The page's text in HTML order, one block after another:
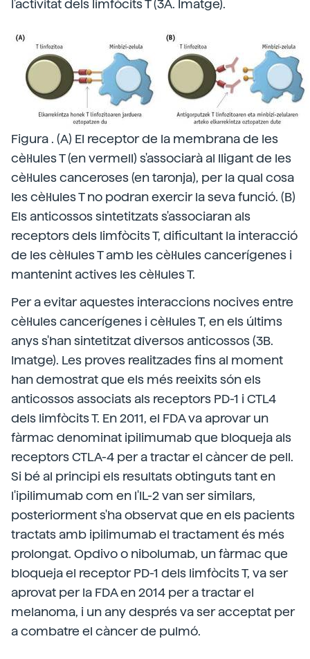
l'activitat dels limfòcits T (3A. Imatge).
Figura . (A) El receptor de la membrana de les
cèl·lules T (en vermell) s'associarà al lligant de les
cèl·lules canceroses (en taronja), per la qual cosa
les cèl·lules T no podran exercir la seva funció. (B)
Els anticossos sintetitzats s'associaran als
receptors dels limfòcits T, dificultant la interacció
de les cèl·lules T amb les cèl·lules cancerígenes i
mantenint actives les cèl·lules T.
Per a evitar aquestes interaccions nocives entre
cèl·lules cancerígenes i cèl·lules T, en els últims
anys s'han sintetitzat diversos anticossos (3B.
Imatge). Les proves realitzades fins al moment
han demostrat que els més reeixits són els
anticossos associats als receptors PD-1 i CTL4
dels limfòcits T. En 2011, el FDA va aprovar un
fàrmac denominat ipilimumab que bloqueja als
receptors CTLA-4 per a tractar el càncer de pell.
Si bé al principi els resultats obtinguts tant en
l'ipilimumab com en l'IL-2 van ser similars,
posteriorment s'ha observat que en els pacients
tractats amb ipilimumab el tractament és més
prolongat. Opdivo o nibolumab, un fàrmac que
bloqueja el receptor PD-1 dels limfòcits T, va ser
aprovat per la FDA en 2014 per a tractar el
melanoma, i un any després va ser acceptat per
a combatre el càncer de pulmó.